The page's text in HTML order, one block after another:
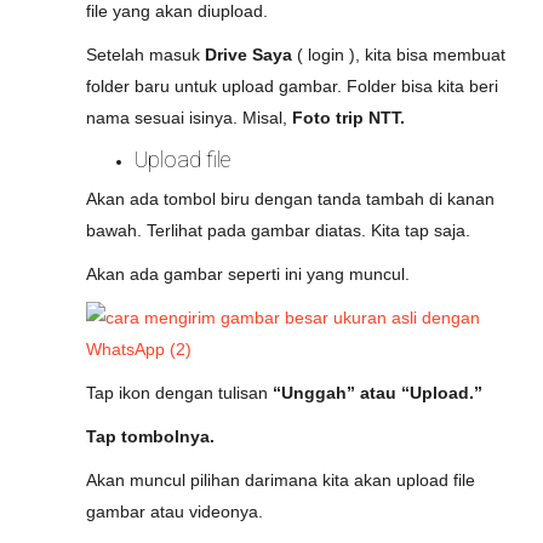
file yang akan diupload.
Setelah masuk Drive Saya ( login ), kita bisa membuat
folder baru untuk upload gambar. Folder bisa kita beri
nama sesuai isinya. Misal, Foto trip NTT.
Upload file
Akan ada tombol biru dengan tanda tambah di kanan
bawah. Terlihat pada gambar diatas. Kita tap saja.
Akan ada gambar seperti ini yang muncul.
Tap ikon dengan tulisan “Unggah” atau “Upload.”
Tap tombolnya.
Akan muncul pilihan darimana kita akan upload file
gambar atau videonya.